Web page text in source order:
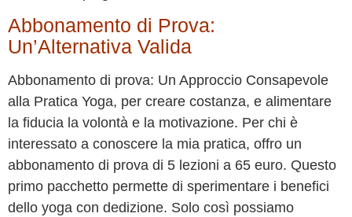
Abbonamento di Prova:
Un’Alternativa Valida
Abbonamento di prova: Un Approccio Consapevole
alla Pratica Yoga, per creare costanza, e alimentare
la fiducia la volontà e la motivazione. Per chi è
interessato a conoscere la mia pratica, offro un
abbonamento di prova di 5 lezioni a 65 euro. Questo
primo pacchetto permette di sperimentare i benefici
dello yoga con dedizione. Solo così possiamo